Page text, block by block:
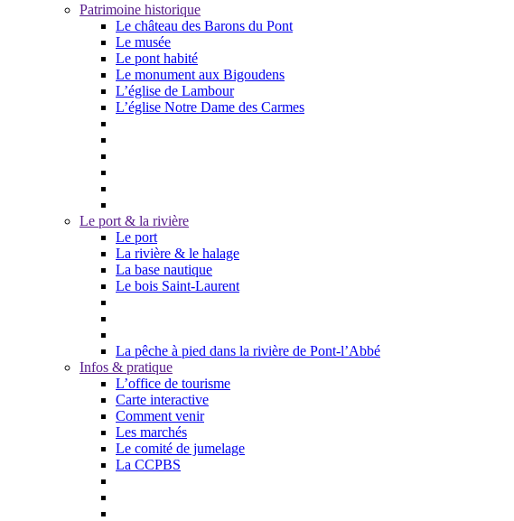
Patrimoine historique
Le château des Barons du Pont
Le musée
Le pont habité
Le monument aux Bigoudens
L’église de Lambour
L’église Notre Dame des Carmes
Le port & la rivière
Le port
La rivière & le halage
La base nautique
Le bois Saint-Laurent
La pêche à pied dans la rivière de Pont-l’Abbé
Infos & pratique
L’office de tourisme
Carte interactive
Comment venir
Les marchés
Le comité de jumelage
La CCPBS